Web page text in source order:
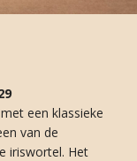
een klassieke
van de
iriswortel. Het